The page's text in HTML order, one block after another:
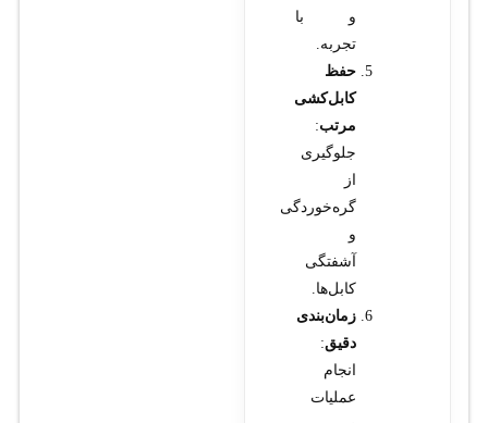
و با
تجربه.
حفظ
کابل‌کشی
مرتب:
جلوگیری
از
گره‌خوردگی
و
آشفتگی
کابل‌ها.
زمان‌بندی
دقیق:
انجام
عملیات